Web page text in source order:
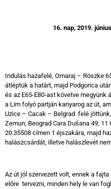
16. nap, 2019.
Indulás hazafelé, Omaraj – Röszke
átléptük a határt, majd Podgorica
és az E65-E80-ast követve megyünk
a Lim folyó partján kanyarog az út,
Uzice – Cacak – Belgrad felé
Zemun, Beograd Cara Dušana 49,
20.35508 címen 1 éjszakára, majd
halászcsárdát, illetve halászlevét
Az út jól szervezett volt, ennek a fajta
előre tervezni, minden hely le van